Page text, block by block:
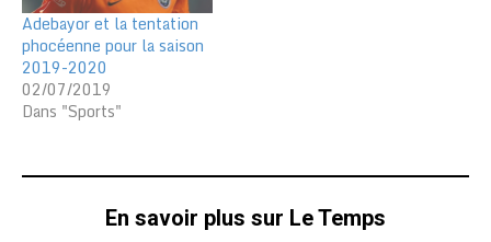
Adebayor et la tentation
phocéenne pour la saison
2019-2020
02/07/2019
Dans "Sports"
En savoir plus sur Le Temps